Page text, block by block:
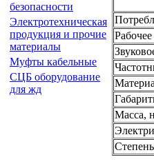
безопасности
Электротехническая
продукция и прочие
материалы
Муфты кабельные
СЦБ оборудование
для жд
Масса,